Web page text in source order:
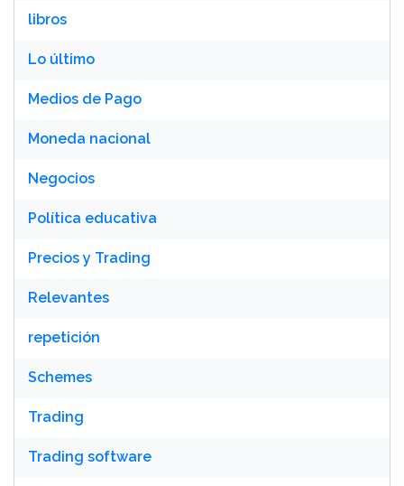
libros
Lo último
Medios de Pago
Moneda nacional
Negocios
Política educativa
Precios y Trading
Relevantes
repetición
Schemes
Trading
Trading software